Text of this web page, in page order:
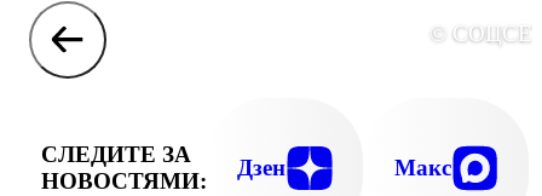
©
СЛЕДИТЕ ЗА
НОВОСТЯМИ:
Дзен Макс